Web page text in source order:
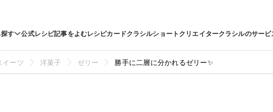
す 公式レシピ記事をよむレシピカードクラシルショートクリエイタークラシルのサービ
イーツ 洋菓子 ゼリー 勝手に二層に分かれるゼリー✨